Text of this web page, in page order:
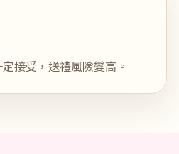
接受，送禮風險變高。